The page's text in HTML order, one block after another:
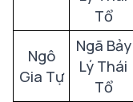
Tổ
Ngô
Gia Tự
Ngã Bảy
Lý Thái
Tổ